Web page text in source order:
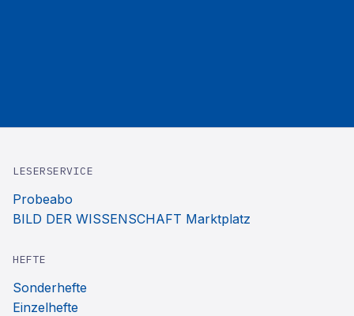
LESERSERVICE
Probeabo
BILD DER WISSENSCHAFT Marktplatz
HEFTE
Sonderhefte
Einzelhefte